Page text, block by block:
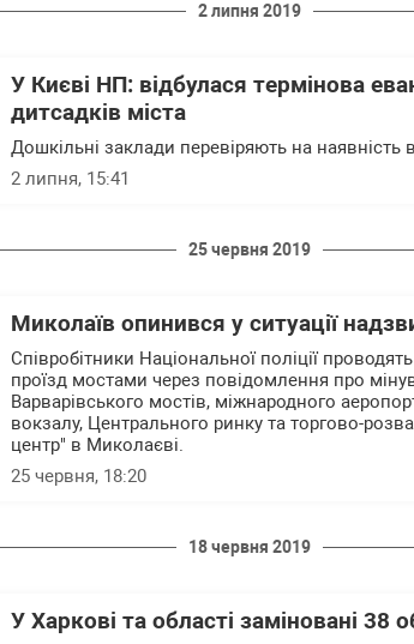
2 липня 2019
У Києві НП: відбулася термінова
дитсадків міста
Дошкільні заклади перевіряють на наявність
2 липня, 15:41
25 червня 2019
Миколаїв опинився у ситуації
Співробітники Національної поліції
проїзд мостами через повідомлення про
Варварівського мостів, міжнародного
вокзалу, Центрального ринку та торгово-
центр" в Миколаєві.
25 червня, 18:20
18 червня 2019
У Харкові та області заміновані 38